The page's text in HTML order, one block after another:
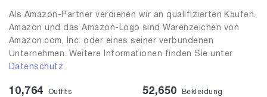
Als Amazon-Partner verdienen wir an qualifizierten Käufen.
Amazon und das Amazon-Logo sind Warenzeichen von
Amazon.com, Inc. oder eines seiner verbundenen
Unternehmen. Weitere Informationen finden Sie unter
Datenschutz
10,764 Outfits 52,650 Bekleidung